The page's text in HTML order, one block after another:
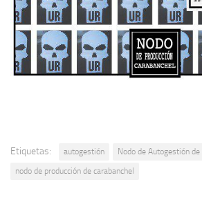
Etiquetas: autogestión
Nodo de Autogestión de
nodo de producción de carabanchel